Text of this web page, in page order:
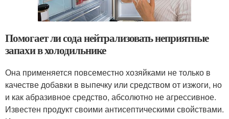
Помогает ли сода нейтрализовать неприятные
запахи в холодильнике
Она применяется повсеместно хозяйками не только в
качестве добавки в выпечку или средством от изжоги, но
и как абразивное средство, абсолютно не агрессивное.
Известен продукт своими антисептическими свойствами.